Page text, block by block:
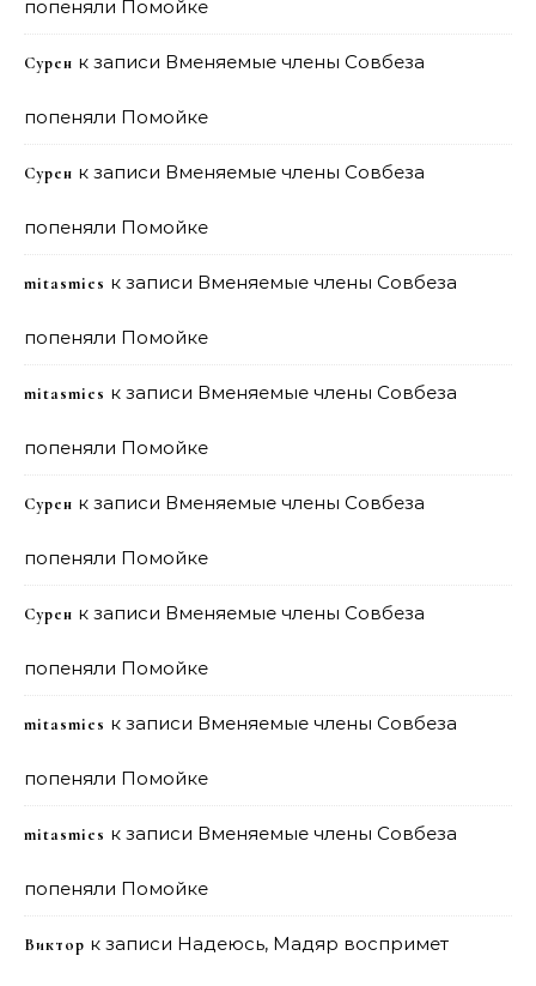
попеняли Помойке
Сурен к записи Вменяемые члены Совбеза
попеняли Помойке
Сурен к записи Вменяемые члены Совбеза
попеняли Помойке
mitasmies к записи Вменяемые члены Совбеза
попеняли Помойке
mitasmies к записи Вменяемые члены Совбеза
попеняли Помойке
Сурен к записи Вменяемые члены Совбеза
попеняли Помойке
Сурен к записи Вменяемые члены Совбеза
попеняли Помойке
mitasmies к записи Вменяемые члены Совбеза
попеняли Помойке
mitasmies к записи Вменяемые члены Совбеза
попеняли Помойке
Виктор к записи Надеюсь, Мадяр воспримет